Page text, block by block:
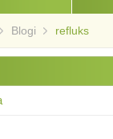
Blogi refluks